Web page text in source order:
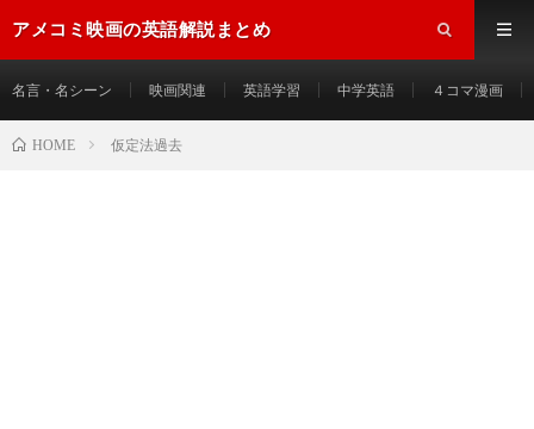
アメコミ映画の英語解説まとめ
名言・名シーン 映画関連 英語学習 中学英語 ４コマ漫画
HOME 仮定法過去